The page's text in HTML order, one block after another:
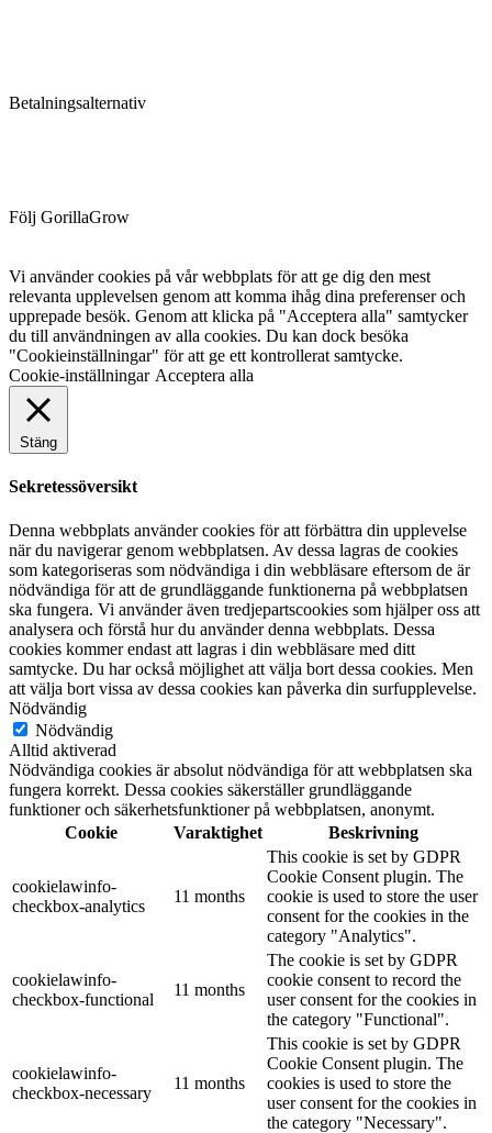
Betalningsalternativ
Följ GorillaGrow
Vi använder cookies på vår webbplats för att ge dig den mest
relevanta upplevelsen genom att komma ihåg dina preferenser och
upprepade besök. Genom att klicka på "Acceptera alla" samtycker
du till användningen av alla cookies. Du kan dock besöka
"Cookieinställningar" för att ge ett kontrollerat samtycke.
Cookie-inställningar Acceptera alla
Stäng
Sekretessöversikt
Denna webbplats använder cookies för att förbättra din upplevelse
när du navigerar genom webbplatsen. Av dessa lagras de cookies
som kategoriseras som nödvändiga i din webbläsare eftersom de är
nödvändiga för att de grundläggande funktionerna på webbplatsen
ska fungera. Vi använder även tredjepartscookies som hjälper oss att
analysera och förstå hur du använder denna webbplats. Dessa
cookies kommer endast att lagras i din webbläsare med ditt
samtycke. Du har också möjlighet att välja bort dessa cookies. Men
att välja bort vissa av dessa cookies kan påverka din surfupplevelse.
Nödvändig
Nödvändig
Alltid aktiverad
Nödvändiga cookies är absolut nödvändiga för att webbplatsen ska
fungera korrekt. Dessa cookies säkerställer grundläggande
funktioner och säkerhetsfunktioner på webbplatsen, anonymt.
Cookie
Varaktighet Beskrivning
cookielawinfo-
checkbox-analytics
11 months
This cookie is set by GDPR
Cookie Consent plugin. The
cookie is used to store the user
consent for the cookies in the
category "Analytics".
cookielawinfo-
checkbox-functional
11 months
The cookie is set by GDPR
cookie consent to record the
user consent for the cookies in
the category "Functional".
cookielawinfo-
checkbox-necessary
11 months
This cookie is set by GDPR
Cookie Consent plugin. The
cookies is used to store the
user consent for the cookies in
the category "Necessary".